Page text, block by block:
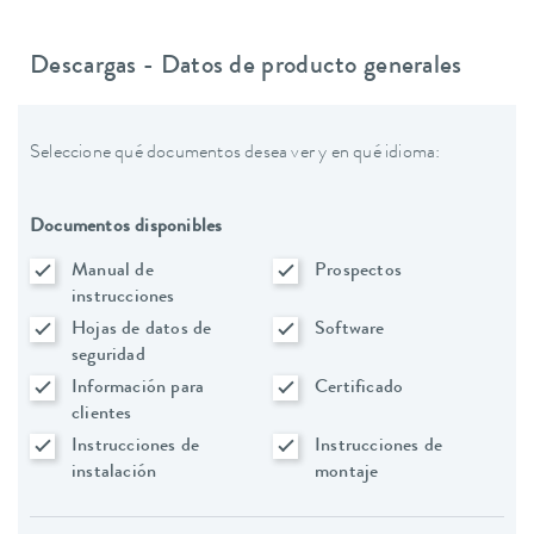
Descargas - Datos de producto generales
Seleccione qué documentos desea ver y en qué idioma:
Documentos disponibles
Manual de
instrucciones
Prospectos
Hojas de datos de
seguridad
Software
Información para
clientes
Certificado
Instrucciones de
instalación
Instrucciones de
montaje